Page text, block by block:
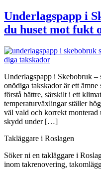
Underlagspapp i
du huset mot fukt
Underlagspapp i Skebobruk –
onödiga takskador är ett
förstå bättre, särskilt i ett
temperaturväxlingar ställer
väl vald och korrekt monterad
skydd under […]
Takläggare i Roslagen
Söker ni en takläggare i
inom takrenovering,